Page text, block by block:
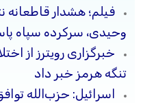
فیلم؛ هشدار قاطعانه
وحیدی، سرکرده سپاه
خبرگزاری رویترز از
تنگه هرمز خبر داد
اسرائیل: حزب‌الله